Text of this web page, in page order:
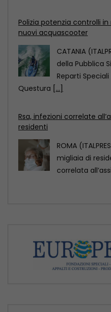
Rsa, infezioni correlate
residenti
ROMA
migliaia di
correlata
Leucemie, nuove opzioni
forme acute
ROMA
causano circa
ogni anno e[...]